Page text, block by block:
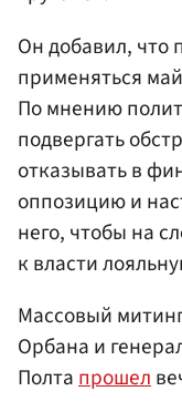
Он добавил, что
применяться
По мнению
подвергать
отказывать в
оппозицию и
него, чтобы на
к власти
Массовый
Орбана и
Полтапрошел